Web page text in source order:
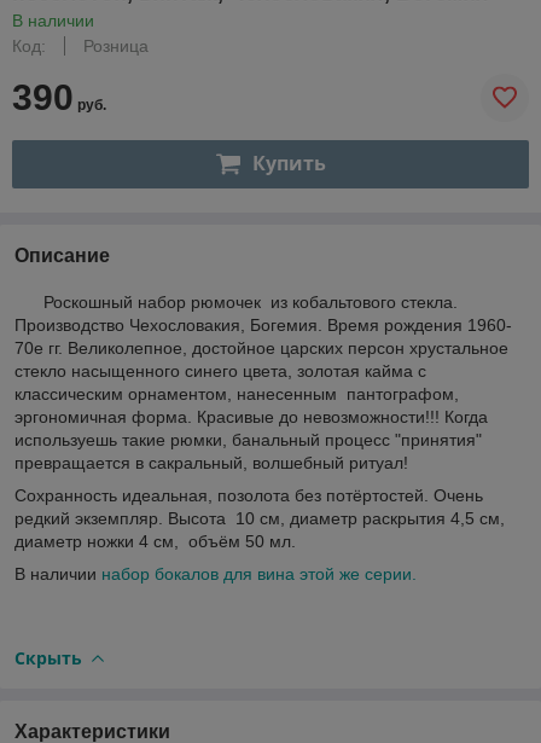
В наличии
Код:
Розница
390 руб.
Купить
Описание
Роскошный набор рюмочек из кобальтового стекла.
Производство Чехословакия, Богемия. Время рождения 1960-
70е гг. Великолепное, достойное царских персон хрустальное
стекло насыщенного синего цвета, золотая кайма с
классическим орнаментом, нанесенным пантографом,
эргономичная форма. Красивые до невозможности!!! Когда
используешь такие рюмки, банальный процесс "принятия"
превращается в сакральный, волшебный ритуал!
Сохранность идеальная, позолота без потёртостей. Очень
редкий экземпляр. Высота 10 см, диаметр раскрытия 4,5 см,
диаметр ножки 4 см, объём 50 мл.
В наличии набор бокалов для вина этой же серии.
Скрыть
Характеристики